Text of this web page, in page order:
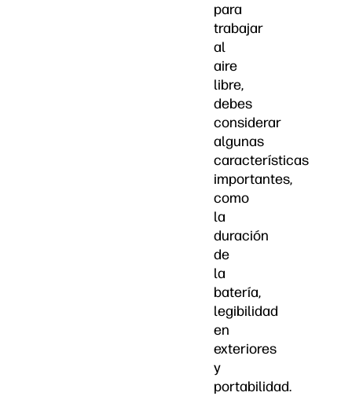
para
trabajar
al
aire
libre,
debes
considerar
algunas
características
importantes,
como
la
duración
de
la
batería,
legibilidad
en
exteriores
y
portabilidad.